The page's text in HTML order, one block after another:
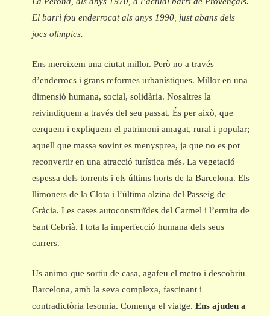
El barri fou enderrocat als anys 1990, just abans dels
jocs olímpics.
Ens mereixem una ciutat millor. Però no a través
d’enderrocs i grans reformes urbanístiques. Millor en una
dimensió humana, social, solidària. Nosaltres la
reivindiquem a través del seu passat. És per això, que
cerquem i expliquem el patrimoni amagat, rural i popular;
aquell que massa sovint es menysprea, ja que no es pot
reconvertir en una atracció turística més. La vegetació
espessa dels torrents i els últims horts de la Barcelona. Els
llimoners de la Clota i l’última alzina del Passeig de
Gràcia. Les cases autoconstruïdes del Carmel i l’ermita de
Sant Cebrià. I tota la imperfecció humana dels seus
carrers.
Us animo que sortiu de casa, agafeu el metro i descobriu
Barcelona, amb la seva complexa, fascinant i
contradictòria fesomia. Comença el viatge. Ens ajudeu a